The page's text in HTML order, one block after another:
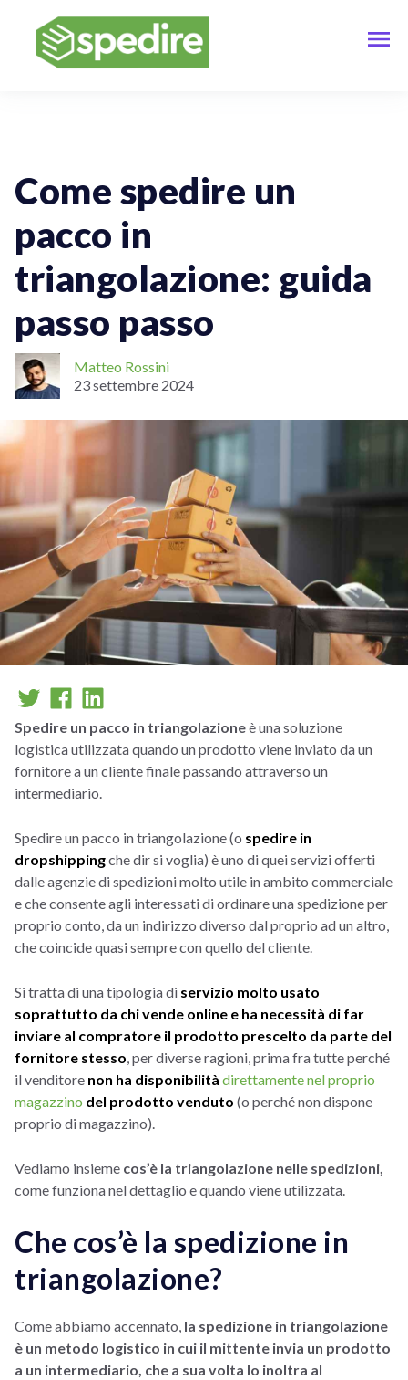
Come spedire un
pacco in
triangolazione: guida
passo passo
Matteo Rossini
23 settembre 2024
Spedire un pacco in triangolazioneè una soluzione
logistica utilizzata quando un prodotto viene inviato da un
fornitore a un cliente finale passando attraverso un
intermediario.
Spedire un pacco in triangolazione (o spedire in
dropshippingche dir si voglia) è uno di quei servizi offerti
dalle agenzie di spedizioni molto utile in ambito commerciale
e che consente agli interessati di ordinare una spedizione per
proprio conto, da un indirizzo diverso dal proprio ad un altro,
che coincide quasi sempre con quello del cliente.
Si tratta di una tipologia di servizio molto usato
soprattutto da chi vende online e ha necessità di far
inviare al compratore il prodotto prescelto da parte del
fornitore stesso , per diverse ragioni, prima fra tutte perché
il venditore non ha disponibilità direttamente nel proprio
magazzino del prodotto venduto (o perché non dispone
proprio di magazzino).
Vediamo insieme cos’è la triangolazione nelle spedizioni,
come funziona nel dettaglio e quando viene utilizzata.
Che cos’è la spedizione in
triangolazione?
Come abbiamo accennato, la spedizione in triangolazione
è un metodo logistico in cui il mittente invia un prodotto
a un intermediario, che a sua volta lo inoltra al